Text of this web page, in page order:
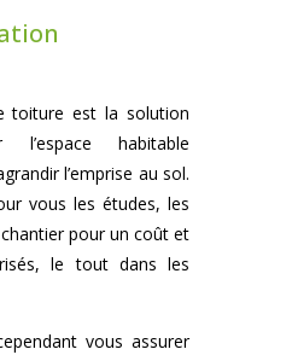
toiture est la solution
l’espace habitable
l’emprise au sol.
vous les études, les
pour un coût et
le tout dans les
vous assurer